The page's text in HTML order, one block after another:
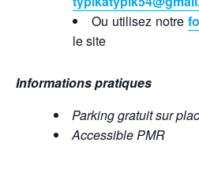
Ou utilisez notre
le site
Informations pratiques
Parking gratuit sur
Accessible PMR